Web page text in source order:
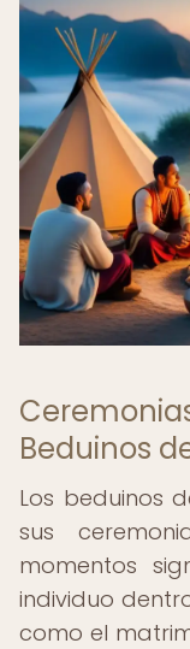
Beduinos
Los beduinos
sus
momentos
individuo
como el